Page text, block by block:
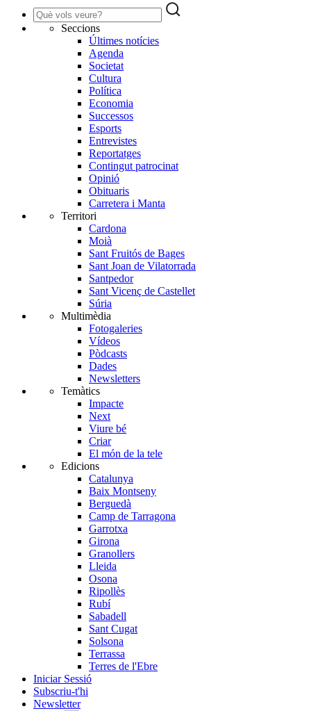
Seccions
Últimes notícies
Agenda
Societat
Cultura
Política
Economia
Successos
Esports
Entrevistes
Reportatges
Contingut patrocinat
Opinió
Obituaris
Carretera i Manta
Territori
Cardona
Moià
Sant Fruitós de Bages
Sant Joan de Vilatorrada
Santpedor
Sant Vicenç de Castellet
Súria
Multimèdia
Fotogaleries
Vídeos
Pòdcasts
Dades
Newsletters
Temàtics
Impacte
Next
Viure bé
Criar
El món de la tele
Edicions
Catalunya
Baix Montseny
Berguedà
Camp de Tarragona
Garrotxa
Girona
Granollers
Lleida
Osona
Ripollès
Rubí
Sabadell
Sant Cugat
Solsona
Terrassa
Terres de l'Ebre
Iniciar Sessió
Subscriu-t'hi
Newsletter